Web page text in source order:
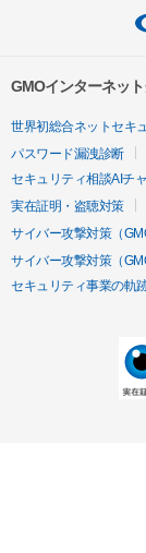
GMOインターネッ
世界初総合ネットセキ
パスワード漏洩診断
セキュリティ相談AIチ
実在証明・盗聴対策
サイバー攻撃対策（
サイバー攻撃対策（
セキュリティ事業の軌